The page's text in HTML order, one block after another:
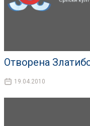
Отворена
19.04.2010